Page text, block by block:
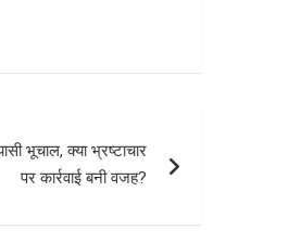
भूचाल, क्या भ्रष्टाचार
पर कार्रवाई बनी वजह?